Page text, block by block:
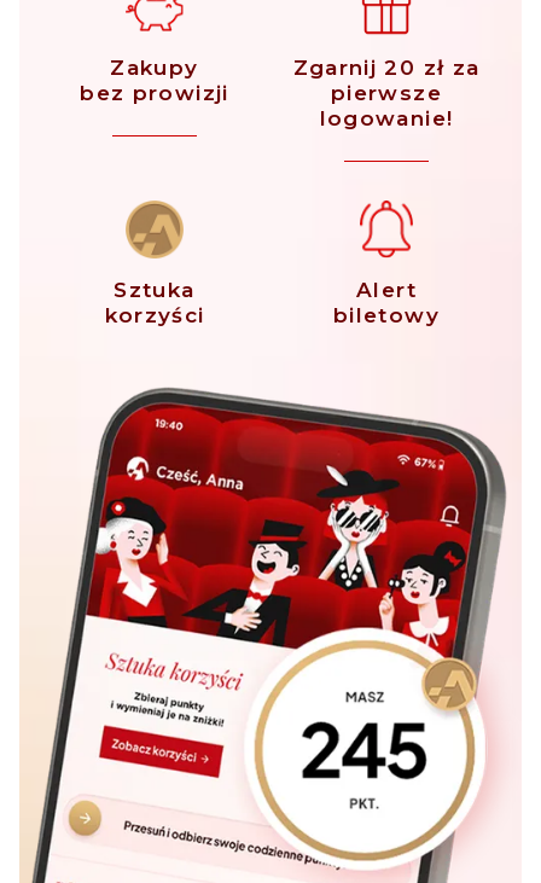
Zakupy
bez prowizji
Zgarnij 20 zł za
pierwsze
logowanie!
Sztuka
korzyści
Alert
biletowy